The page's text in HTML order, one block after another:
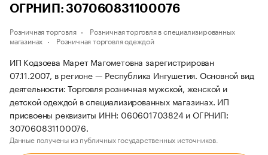
ОГРНИП: 307060831100076
Розничная торговля
Розничная торговля в специализированных
магазинах
Розничная торговля одеждой
ИП Кодзоева Марет Магометовна зарегистрирован
07.11.2007, в регионе — Республика Ингушетия. Основной вид
деятельности: Торговля розничная мужской, женской и
детской одеждой в специализированных магазинах. ИП
присвоены реквизиты ИНН: 060601703824 и ОГРНИП:
307060831100076.
Данные получены из публичных государственных источников.